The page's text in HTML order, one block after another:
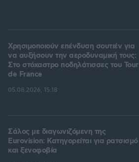
Χρησιμοποιούν επένδυση σουτιέν για
να αυξήσουν την αεροδυναμική τους:
Στο στόχαστρο ποδηλάτισσες του Tour
de France
05.08.2026, 15:18
Σάλος με διαγωνιζόμενη της
Eurovision: Κατηγορείται για ρατσισμό
και ξενοφοβία